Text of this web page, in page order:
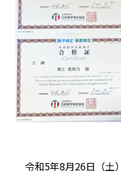
令和5年8月26日（土